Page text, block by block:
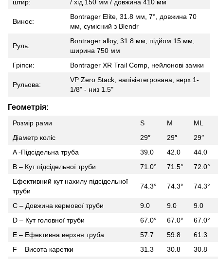
штир:
/ хід 150 мм / довжина 410 мм
Винос:
Bontrager Elite, 31.8 мм, 7°, довжина 70
мм, сумісний з Blendr
Руль:
Bontrager alloy, 31.8 мм, підйом 15 мм,
ширина 750 мм
Гріпси:
Bontrager XR Trail Comp, нейлонові замки
Рульова:
VP Zero Stack, напівінтегрована, верх 1-
1/8" - низ 1.5"
Геометрія:
Розмір рами S M
ML
Діаметр коліс
29″ 29″
29″
A -Підсідельна труба
39.0 42.0
44.0
B – Кут підсідельної труби
71.0° 71.5°
72.0°
Ефективний кут нахилу підсідельної
труби
74.3° 74.3° 74.3°
C – Довжина кермової труби 9.0 9.0
9.0
D – Кут головної труби
67.0° 67.0°
67.0°
E – Ефективна верхня труба
57.7 59.8
61.3
F – Висота каретки
31.3 30.8
30.8